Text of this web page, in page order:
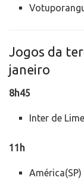
Jogos da
janeiro
8h45
Inter de
11h